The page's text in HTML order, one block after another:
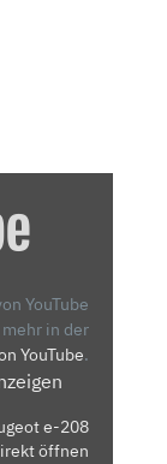
YouTube
in der
YouTube.
e-208
öffnen